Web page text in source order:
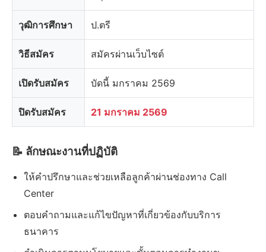
วุฒิการศึกษา ป.ตรี
วิธีสมัคร สมัครผ่านเว็บไซต์
เปิดรับสมัคร บัดนี้ มกราคม 2569
ปิดรับสมัคร 21 มกราคม 2569
📝 ลักษณะงานที่ปฏิบัติ
ให้คำปรึกษาและช่วยเหลือลูกค้าผ่านช่องทาง Call
Center
ตอบคำถามและแก้ไขปัญหาที่เกี่ยวข้องกับบริการ
ธนาคาร